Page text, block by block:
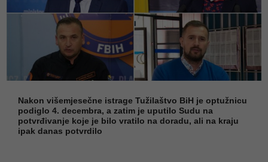
Nakon višemjesečne istrage Tužilaštvo BiH je optužnicu
podiglo 4. decembra, a zatim je uputilo Sudu na
potvrđivanje koje je bilo vratilo na doradu, ali na kraju
ipak danas potvrdilo